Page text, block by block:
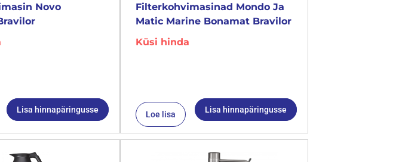
Novo
Lisa hinnapäringusse
Filterkohvimasinad Mondo Ja
Matic Marine Bonamat Bravilor
Küsi hinda
Loe lisa Lisa hinnapäringusse